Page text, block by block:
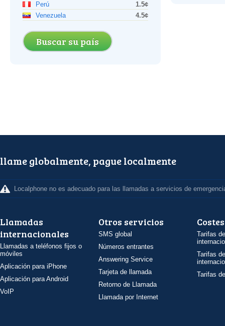
Perú
1.5¢
Venezuela
4.5¢
Buscar su país
llame globalmente, pague localmente
Localphone no es adecuado para las llamadas a servicios de
Llamadas
internacionales
Llamadas a teléfonos fijos o
móviles
Aplicación para iPhone
Aplicación para Android
VoIP
Otros servicios
SMS global
Números entrantes
Answering Service
Tarjeta de llamada
Retorno de Llamada
Llamada por Internet
Costes
Tarifas
Tarifas
Tarifas